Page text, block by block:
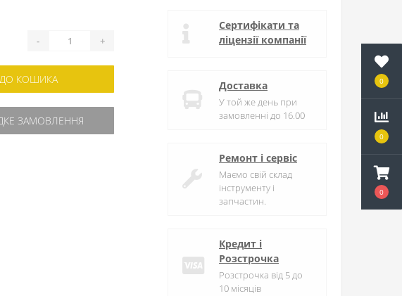
0
0
0
- +
ДО КОШИКА
ЗАМОВЛЕННЯ
Сертифікати та
ліцензії компанії
Доставка
У той же день при
замовленні до 16.00
Ремонт і сервіс
Маємо свій склад
інструменту і
запчастин.
Кредит і
Розстрочка
Розстрочка від 5 до
10 місяців